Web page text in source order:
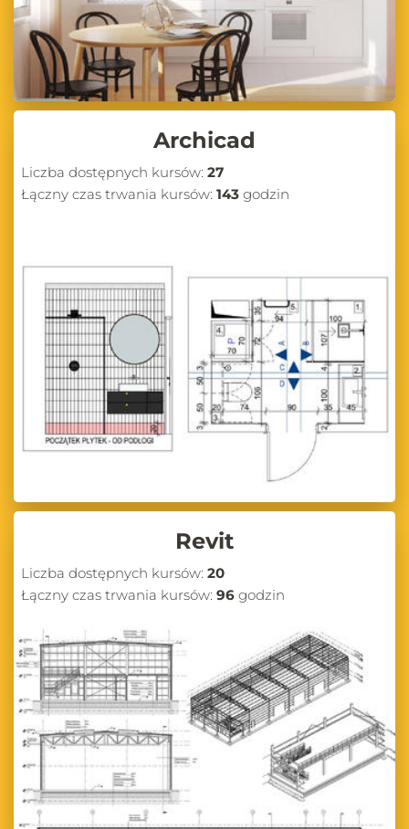
Archicad
Liczba dostępnych kursów: 27
Łączny czas trwania kursów: 143 godzin
Revit
Liczba dostępnych kursów: 20
Łączny czas trwania kursów: 96 godzin